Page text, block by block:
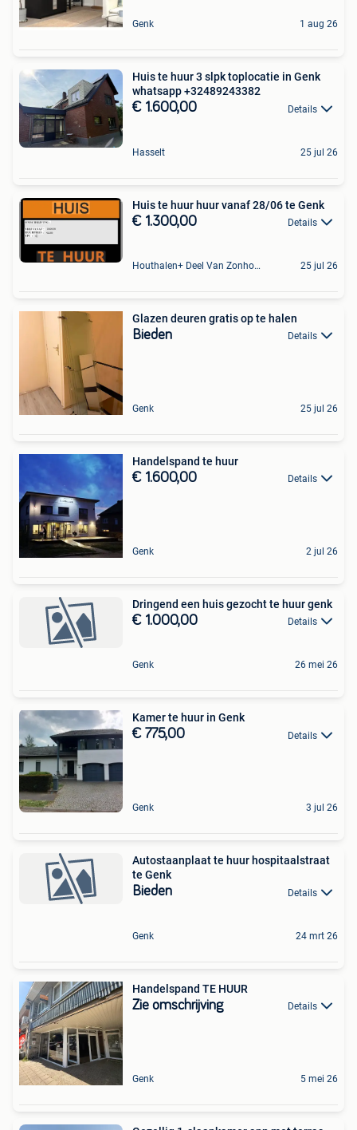
Genk 1 aug 26
Huis te huur 3 slpk toplocatie in Genk
whatsapp +32489243382
€ 1.600,00 Details
Hasselt 25 jul 26
Huis te huur huur vanaf 28/06 te Genk
€ 1.300,00 Details
Houthalen+ Deel Van Zonhoven En Zolder 25 jul 26
Glazen deuren gratis op te halen
Bieden Details
Genk 25 jul 26
Handelspand te huur
€ 1.600,00 Details
Genk 2 jul 26
Dringend een huis gezocht te huur genk
€ 1.000,00 Details
Genk 26 mei 26
Kamer te huur in Genk
€ 775,00 Details
Genk 3 jul 26
Autostaanplaat te huur hospitaalstraat
te Genk
Bieden Details
Genk 24 mrt 26
Handelspand TE HUUR
Zie omschrijving Details
Genk 5 mei 26